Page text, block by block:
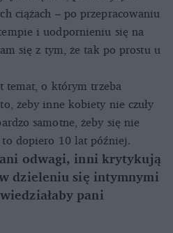
ciążach – po przepracowaniu
i uodpornieniu się na
się z tym, że tak po prostu u
temat, o którym trzeba
żeby inne kobiety nie czuły
samotne, żeby się nie
to dopiero 10 lat później.
odwagi, inni krytykują
dzieleniu się intymnymi
pani